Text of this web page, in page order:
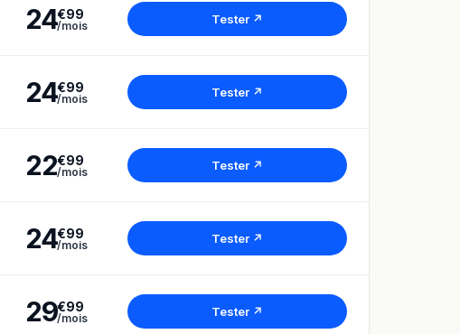
24€99
/mois Tester ↗
24€99
/mois Tester ↗
22€99
/mois Tester ↗
24€99
/mois Tester ↗
29€99
/mois Tester ↗